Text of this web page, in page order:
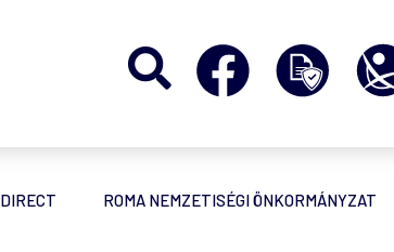
ROMA NEMZETISÉGI ÖNKORMÁNYZAT